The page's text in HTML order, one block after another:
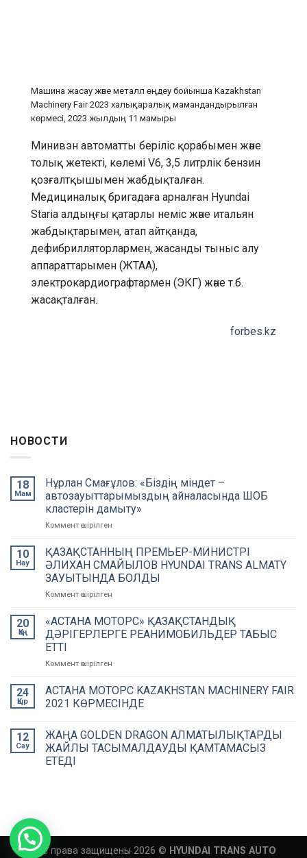
Машина жасау және металл өңдеу бойынша Kazakhstan
Machinery Fair 2023 халықаралық мамандандырылған
көрмесі, 2023 жылдың 11 мамыры
Минивэн автоматты беріліс қорабымен және
толық жетекті, көлемі V6, 3,5 литрлік бензин
қозғалтқышымен жабдықталған.
Медициналық бригадаға арналған Hyundai
Staria алдыңғы қатарлы неміс және итальян
жабдықтарымен, атап айтқанда,
дефибрилляторлармен, жасанды тыныс алу
аппараттарымен (ЖТАА),
электрокардиографтармен (ЭКГ) және т.б.
жасақталған.
forbes.kz
НОВОСТИ
18
Мам
Нұрлан Смағұлов: «Біздің міндет –
автозауыттарымыздың айналасында ШОБ
кластерін дамыту»
Коммент өшірілген
Смағұлов:
«Біздің
міндет
–
ШОБ
кластерін
10
Нау
ҚАЗАҚСТАННЫҢ ПРЕМЬЕР-МИНИСТРІ
ӘЛИХАН СМАЙЫЛОВ HYUNDAI TRANS ALMATY
ЗАУЫТЫНДА БОЛДЫ
Коммент өшірілген
ПРЕМЬЕР-
МИНИСТРІ
ALMATY
ЗАУЫТЫНДА
БОЛДЫ
20
Қаң
«АСТАНА МОТОРС» ҚАЗАҚСТАНДЫҚ
ДӘРІГЕРЛЕРГЕ РЕАНИМОБИЛЬДЕР ТАБЫС
ЕТТІ
Коммент өшірілген
МОТОРС»
ҚАЗАҚСТАНДЫҚ
ДӘРІГЕРЛЕРГЕ
ТАБЫС
ЕТТІ
24
Қыр
АСТАНА МОТОРС KAZAKHSTAN MACHINERY FAIR
2021 КӨРМЕСІНДЕ
12
Сәу
ЖАҢА GOLDEN DRAGON АЛМАТЫЛЫҚТАРДЫ
ЖАЙЛЫ ТАСЫМАЛДАУДЫ ҚАМТАМАСЫЗ
ЕТЕДІ
Все права защищены 2026 © HYUNDAI TRANS AUTO